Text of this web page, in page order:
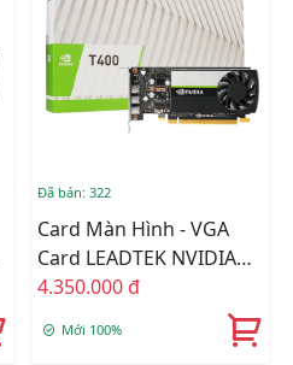
Đã bán: 322
Card Màn Hình - VGA
Card LEADTEK NVIDIA
Quadro T400 4GB
4.350.000 đ
Mới 100%